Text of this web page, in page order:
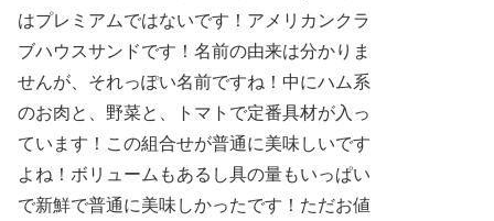
はプレミアムではないです！アメリカンクラ
ブハウスサンドです！名前の由来は分かりま
せんが、それっぽい名前ですね！中にハム系
のお肉と、野菜と、トマトで定番具材が入っ
ています！この組合せが普通に美味しいです
よね！ボリュームもあるし具の量もいっぱい
で新鮮で普通に美味しかったです！ただお値